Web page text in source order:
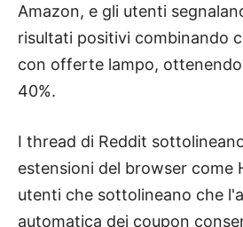
Amazon, e gli utenti
risultati positivi combinando
con offerte lampo,
40%.
I thread di Reddit
estensioni del browser come
utenti che sottolineano che
automatica dei coupon